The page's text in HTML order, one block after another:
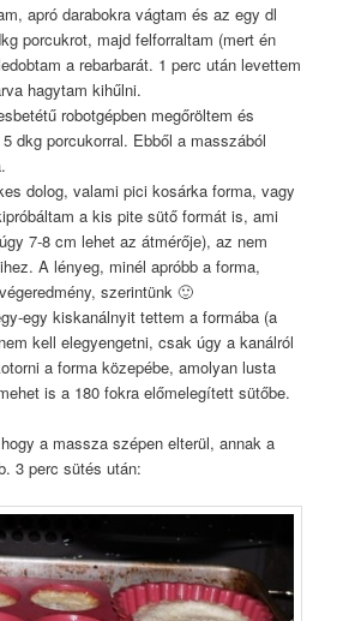
apró darabokra vágtam és az egy dl
porcukrot, majd felforraltam (mert én
a rebarbarát. 1 perc után levettem
hagytam kihűlni.
robotgépben megőröltem és
dkg porcukorral. Ebből a masszából
dolog, valami pici kosárka forma, vagy
a kis pite sütő formát is, ami
7-8 cm lehet az átmérője), az nem
A lényeg, minél apróbb a forma,
szerintünk 🙂
egy kiskanálnyit tettem a formába (a
kell elegyengetni, csak úgy a kanálról
a forma közepébe, amolyan lusta
is a 180 fokra előmelegített sütőbe.
a massza szépen elterül, annak a
3 perc sütés után: